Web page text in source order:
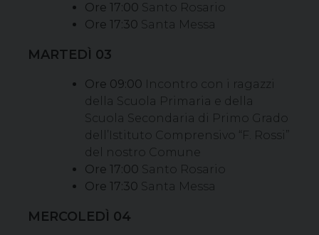
Ore 17:00 Santo Rosario
Ore 17:30 Santa Messa
MARTEDÌ 03
Ore 09:00 Incontro con i ragazzi
della Scuola Primaria e della
Scuola Secondaria di Primo Grado
dell’Istituto Comprensivo “F. Rossi”
del nostro Comune
Ore 17:00 Santo Rosario
Ore 17:30 Santa Messa
MERCOLEDÌ 04